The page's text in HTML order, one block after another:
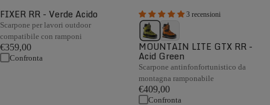
FIXER RR - Verde Acido
Scarpone per lavori outdoor
compatibile con ramponi
€359,00
Confronta
3 recensioni
MOUNTAIN LITE GTX RR -
Acid Green
Scarpone antinfonfortunistico da
montagna ramponabile
€409,00
Confronta